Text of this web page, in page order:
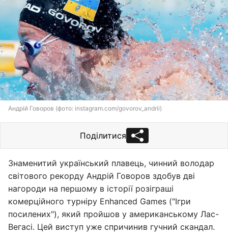
Андрій Говоров (фото: instagram.com/govorov_andrii)
Поділитися
Знаменитий український плавець, чинний володар
світового рекорду Андрій Говоров здобув дві
нагороди на першому в історії розіграші
комерційного турніру Enhanced Games ("Ігри
посилених"), який пройшов у американському Лас-
Вегасі. Цей виступ уже спричинив гучний скандал.